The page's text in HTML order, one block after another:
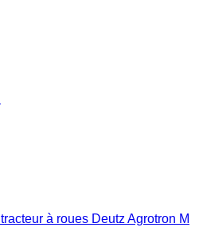
tracteur à roues Deutz Agrotron M